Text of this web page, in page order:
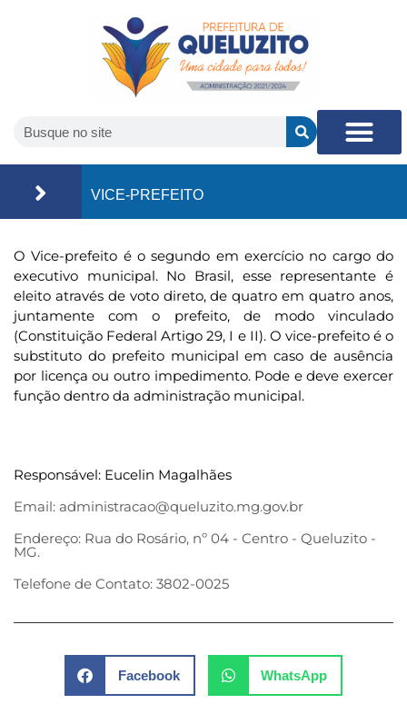
VICE-PREFEITO
O Vice-prefeito é o segundo em exercício no cargo do
executivo municipal. No Brasil, esse representante é
eleito através de voto direto, de quatro em quatro anos,
juntamente com o prefeito, de modo vinculado
(Constituição Federal Artigo 29, I e II). O vice-prefeito é o
substituto do prefeito municipal em caso de ausência
por licença ou outro impedimento. Pode e deve exercer
função dentro da administração municipal.
Responsável: Eucelin Magalhães
Email: administracao@queluzito.mg.gov.br
Endereço: Rua do Rosário, nº 04 - Centro - Queluzito -
MG.
Telefone de Contato: 3802-0025
Facebook WhatsApp